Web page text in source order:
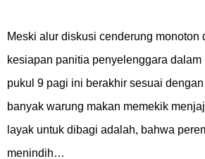
Meski alur diskusi cenderung
kesiapan panitia penyelenggara
pukul 9 pagi ini berakhir sesuai
banyak warung makan memekik
layak untuk dibagi adalah, bahwa
menindih…